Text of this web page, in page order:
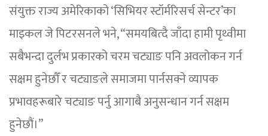
संयुक्त राज्य अमेरिकाको ‘सिभियर स्टॉर्मरिसर्च सेन्टर’का
माइकल जे पिटरसनले भने, “समयबित्दै जाँदा हामी पृथ्वीमा
सबैभन्दा दुर्लभ प्रकारको चरम चट्याङ पनि अवलोकन गर्न
सक्षम हुनेछौँ र चट्याङले समाजमा पार्नसक्ने व्यापक
प्रभावहरूबारे चट्याङ पर्नु आगाबै अनुसन्धान गर्न सक्षम
हुनेछौं।”